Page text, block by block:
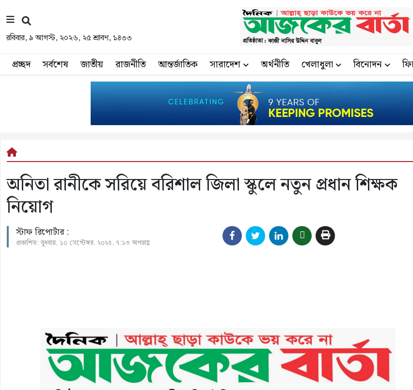
রবিবার, ৯ আগস্ট, ২০২৬, ২৫ শ্রাবণ, ১৪৩৩
প্রচ্ছদ সর্বশেষ জাতীয় রাজনীতি আন্তর্জাতিক সারাদেশ অর্থনীতি খেলাধুলা বিনোদন
অনিতা রানীকে সরিয়ে বরিশাল জিলা স্কুলে নতুন প্রধান শিক্ষক
নিয়োগ
স্টাফ রিপোর্টার :
প্রকাশিত: বুধবার, ১০ সেপ্টেম্বর, ২০২৫, ৭:১৩ অপরাহ্ণ